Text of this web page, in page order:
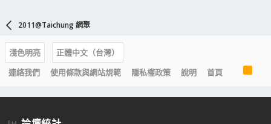
2011@Taichung 網聚
淺色明亮
正體中文（台灣）
連絡我們
使用條款與網站規範 隱私權政策 說明 首頁
S